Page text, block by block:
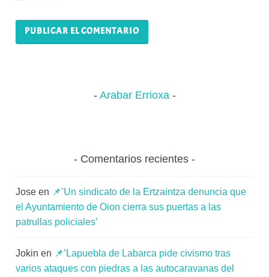
Arabar Errioxa
Comentarios recientes
Jose en 📌’Un sindicato de la Ertzaintza denuncia que
el Ayuntamiento de Oion cierra sus puertas a las
patrullas policiales’
Jokin en 📌’Lapuebla de Labarca pide civismo tras
varios ataques con piedras a las autocaravanas del